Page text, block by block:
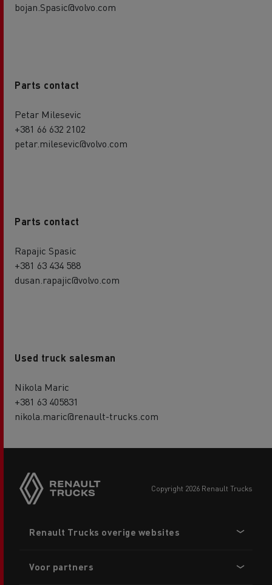
bojan.Spasic@volvo.com
Parts contact
Petar Milesevic
+381 66 632 2102
petar.milesevic@volvo.com
Parts contact
Rapajic Spasic
+381 63 434 588
dusan.rapajic@volvo.com
Used truck salesman
Nikola Maric
+381 63 405831
nikola.maric@renault-trucks.com
copyright 2026 Renault Trucks
menu
Renault Trucks overige websites
Voor partners